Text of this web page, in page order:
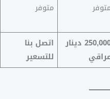
متوفر
250,000 دينار
اتصل بنا
للتسعير